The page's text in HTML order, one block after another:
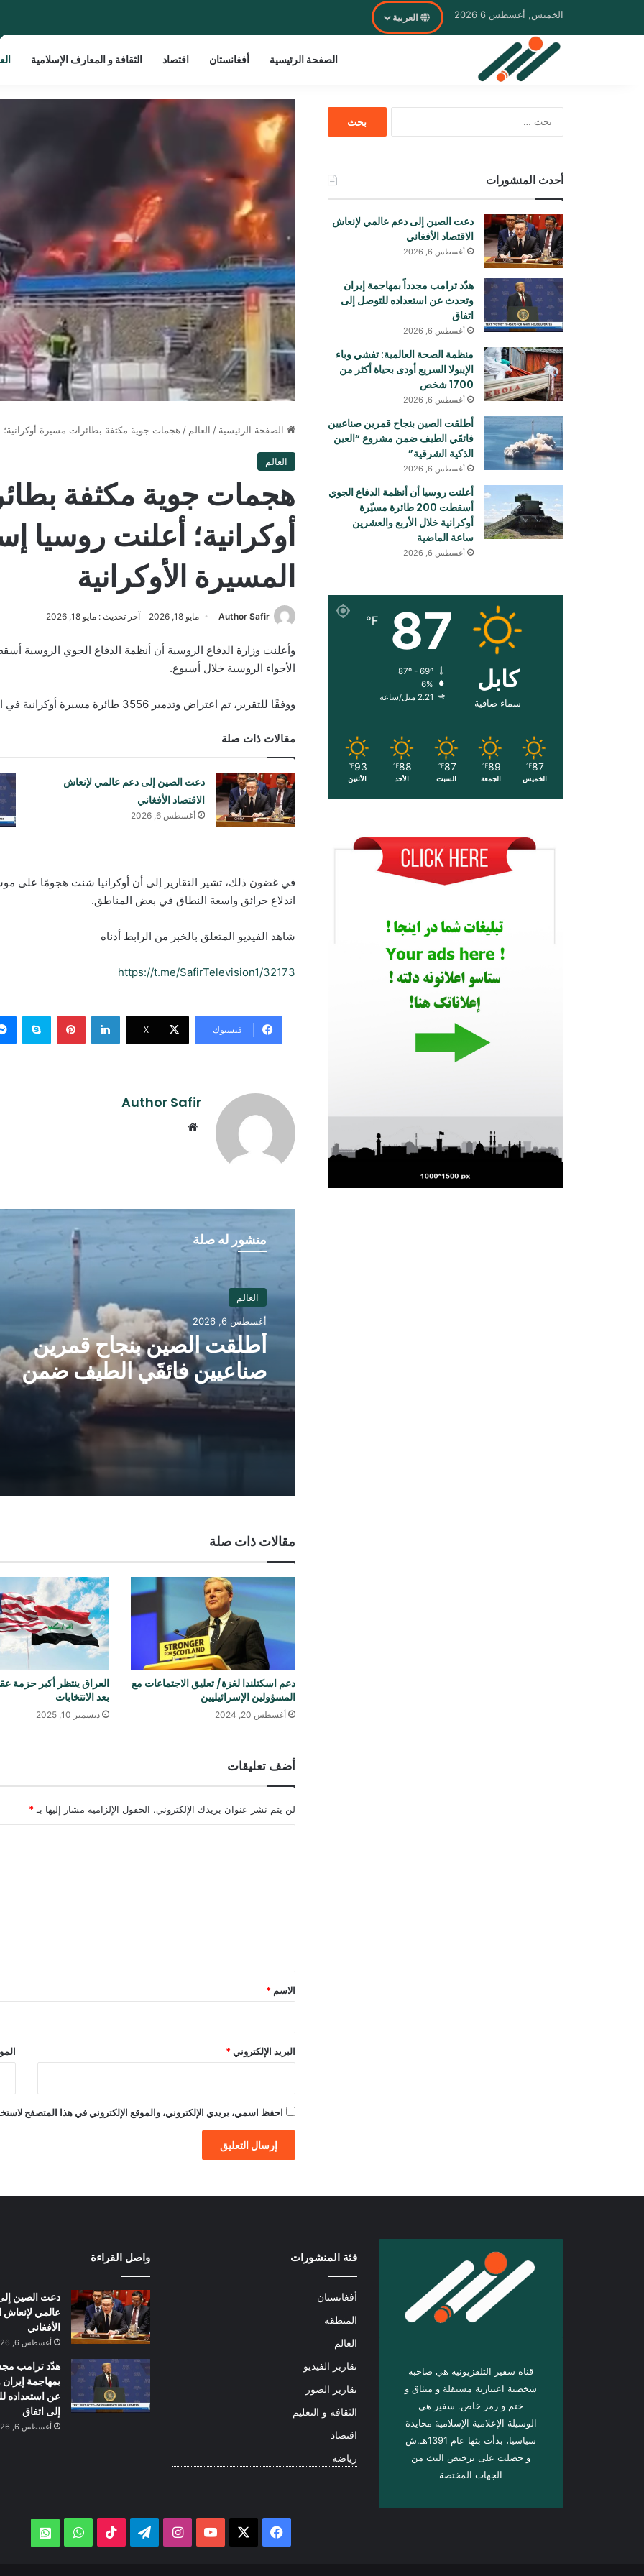
الخميس, أغسطس 6 2026 العربية
الصفحة الرئيسية أفغانستان اقتصاد الثقافة و المعارف الإسلامية
الصفحة الرئيسية / العالم / هجمات جوية مكثفة بطائرات مسيرة أوكرانية؛
العالم
هجمات جوية مكثفة
أوكرانية؛ أعلنت روسيا
المسيرة الأوكرانية
Author Safir مايو 18, 2026 آخر تحديث : مايو 18, 2026
الأجواء الروسية خلال أسبوع.
ووفقًا للتقرير، تم اعتراض وتدمير 3556 طائرة مسيرة أوكرانية في الفترة ما بين 4 و10 مايو/أيار.
مقالات ذات صلة
دعت الصين إلى دعم عالمي لإنعاش
الاقتصاد الأفغاني
أغسطس 6, 2026
في غضون ذلك، تشير التقارير إلى أن أوكرانيا شنت هجومًا
اندلاع حرائق واسعة النطاق في بعض المناطق.
شاهد الفيديو المتعلق بالخبر من الرابط أدناه
https://t.me/SafirTelevision1/32173
فيسبوك ‫X
لينكدإن بينتيريست
Author Safir
منشور له صلة
العالم
أغسطس 6, 2026
أطلقت الصين بنجاح قمرين
صناعيين فائقَي الطيف ضمن
مشروع “العين الذكية
مقالات ذات صلة
دعم اسكتلندا لغزة/ تعليق الاجتماعات مع
المسؤولين الإسرائيليين
أغسطس 20, 2024
العراق ينتظر أكبر حزمة
بعد الانتخابات
ديسمبر 10, 2025
أضف تعليقات
لن يتم نشر عنوان بريدك الإلكتروني. الحقول الإلزامية مشار إليها بـ *
*
الاسم *
البريد الإلكتروني *
احفظ اسمي، بريدي الإلكتروني، والموقع الإلكتروني في هذا المتصفح
أحدث المنشورات
دعت الصين إلى دعم عالمي لإنعاش
الاقتصاد الأفغاني
أغسطس 6, 2026
هدّد ترامب مجدداً بمهاجمة إيران
وتحدث عن استعداده للتوصل إلى
اتفاق
أغسطس 6, 2026
منظمة الصحة العالمية: تفشي وباء
الإيبولا السريع أودی بحياة أكثر من
1700 شخص
أغسطس 6, 2026
أطلقت الصين بنجاح قمرين صناعيين
فائقَي الطيف ضمن مشروع “العين
الذكية الشرقية”
أغسطس 6, 2026
أعلنت روسيا أن أنظمة الدفاع الجوي
أسقطت 200 طائرة مسيّرة
أوكرانية خلال الأربع والعشرين
ساعة الماضية
أغسطس 6, 2026
کابل
سماء صافية
87
℉
6%
2.21 ميل/ساعة
87
℉
الخميس
89
℉
الجمعة
87
℉
السبت
88
℉
الأحد
93
℉
الأثنين
قناة سفير التلفزيونية هي صاحبة
شخصية اعتبارية مستقلة و ميثاق و
ختم و رمز خاص. سفیر هي
الوسيلة الإعلامية الإسلامية محايدة
سياسيا، بدأت بثها عام 1391هـ.ش
و حصلت على ترخيص البث من
الجهات المختصة
فئة المنشورات
أفغانستان
المنطقة
العالم
تقارير الفيديو
تقارير الصور
الثقافة و التعليم
اقتصاد
رياضة
واصل القراءة
دعت الصين
عالمي لإنعاش
الأفغاني
أغسطس 6, 2026
هدّد ترامب
بمهاجمة
عن استعداده
إلى اتفاق
أغسطس 6, 2026
فيسبوك ‫YouTubeانستقرامتيلقرام ‫TikTokواتساب